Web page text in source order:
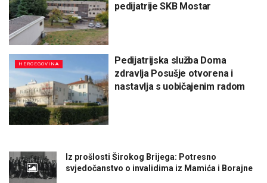
pedijatrije SKB Mostar
HERCEGOVINA
Pedijatrijska služba Doma
zdravlja Posušje otvorena i
nastavlja s uobičajenim radom
Iz prošlosti Širokog Brijega: Potresno
svjedočanstvo o invalidima iz Mamića i Borajne